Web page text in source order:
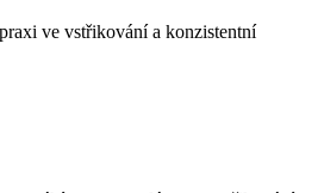
ve vstřikování a konzistentní